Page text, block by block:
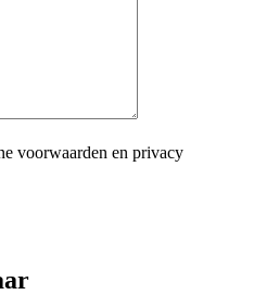
voorwaarden en privacy